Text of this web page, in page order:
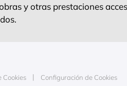
y otras prestaciones
Cookies Configuración de Cookies